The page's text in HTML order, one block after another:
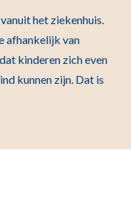
het ziekenhuis.
afhankelijk van
kinderen zich even
kunnen zijn. Dat is